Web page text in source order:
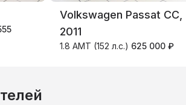
Volkswagen Passat CC,
2011
1.8 AMT (152 л.с.) 625 000 ₽